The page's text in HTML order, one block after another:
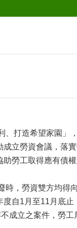
打造希望家園」
立勞資會議，落
勞工取得應有債
，勞資雙方均得
自1月至11月底
成立之案件，勞